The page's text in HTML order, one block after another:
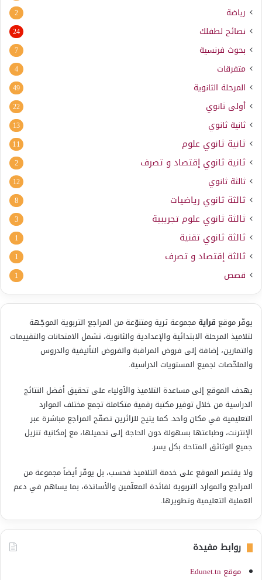
رياضة 2
نصائح لطفلك 24
بحوث فرنسية 7
متفرقات 4
المرحلة الثانوية 49
أولى ثانوي 22
ثانية ثانوي 13
ثانية ثانوي علوم 11
ثانية ثانوي إقتصاد و تصرف 2
ثالثة ثانوي 12
ثالثة ثانوي رياضيات 8
ثالثة ثانوي علوم تجريبية 3
ثالثة ثانوي تقنية 1
ثالثة إقتصاد و تصرف 1
قصص 1
يوفّر موقع قرايةمجموعة ثرية ومتنوّعة من المراجع التربوية الموجّهة
لتلاميذ المرحلة الابتدائية والإعدادية والثانوية، تشمل الامتحانات والتقييمات
والتمارين، إضافة إلى فروض المراقبة والفروض التأليفية والدروس
والملخّصات لجميع المستويات الدراسية.
يهدف الموقع إلى مساعدة التلاميذ والأولياء على تحقيق أفضل النتائج
الدراسية من خلال توفير مكتبة رقمية متكاملة تجمع مختلف الموارد
التعليمية في مكان واحد. كما يتيح للزائرين تصفّح المراجع مباشرة عبر
الإنترنت، وطباعتها بسهولة دون الحاجة إلى تحميلها، مع إمكانية تنزيل
جميع الوثائق المتاحة بكل يسر.
ولا يقتصر الموقع على خدمة التلاميذ فحسب، بل يوفّر أيضاً مجموعة من
المراجع والموارد التربوية لفائدة المعلّمين والأساتذة، بما يساهم في دعم
العملية التعليمية وتطويرها.
روابط مفيدة
موقع Edunet.tn